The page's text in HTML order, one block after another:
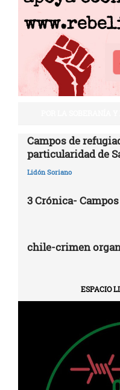
Campos de
particularidad de
Lidón Soriano
3 Crónica-
chile-crimen
ESPACIO